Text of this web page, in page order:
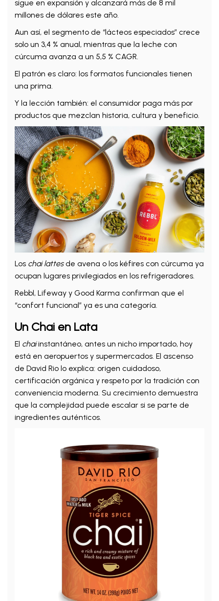
sigue en expansión y alcanzará más de 8 mil
millones de dólares este año.
Aun así, el segmento de “lácteos especiados” crece
solo un 3,4 % anual, mientras que la leche con
cúrcuma avanza a un 5,5 % CAGR.
El patrón es claro: los formatos funcionales tienen
una prima.
Y la lección también: el consumidor paga más por
productos que mezclan historia, cultura y beneficio.
Los chai lattesde avena o los kéfires con cúrcuma ya
ocupan lugares privilegiados en los refrigeradores.
Rebbl, Lifeway y Good Karma confirman que el
“confort funcional” ya es una categoría.
Un Chai en Lata
El chaiinstantáneo, antes un nicho importado, hoy
está en aeropuertos y supermercados. El ascenso
de David Rio lo explica: origen cuidadoso,
certificación orgánica y respeto por la tradición con
conveniencia moderna. Su crecimiento demuestra
que la complejidad puede escalar si se parte de
ingredientes auténticos.